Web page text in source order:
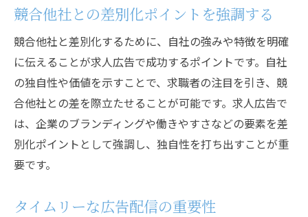
競合他社との差別化ポイントを強調する
競合他社と差別化するために、自社の強みや特徴を明確
に伝えることが求人広告で成功するポイントです。自社
の独自性や価値を示すことで、求職者の注目を引き、競
合他社との差を際立たせることが可能です。求人広告で
は、企業のブランディングや働きやすさなどの要素を差
別化ポイントとして強調し、独自性を打ち出すことが重
要です。
タイムリーな広告配信の重要性